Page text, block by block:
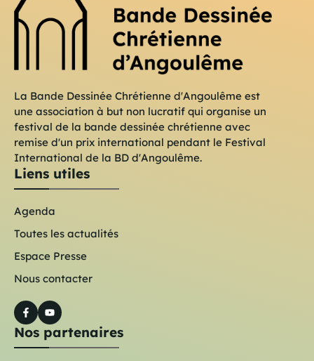
La Bande Dessinée Chrétienne d'Angoulême est
une association à but non lucratif qui organise un
festival de la bande dessinée chrétienne avec
remise d'un prix international pendant le Festival
International de la BD d'Angoulême.
Liens utiles
Agenda
Toutes les actualités
Espace Presse
Nous contacter
Nos partenaires